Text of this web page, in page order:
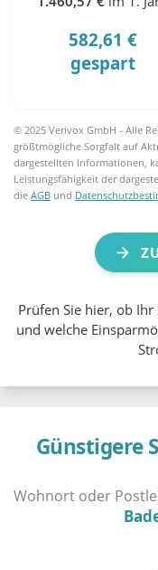
582,61 €
gespart
© 2025 Verivox GmbH - Alle
größtmögliche Sorgfalt auf
dargestellten Informationen,
Leistungsfähigkeit der
dieAGB und
Prüfen Sie hier, ob
und welche
Günstigere